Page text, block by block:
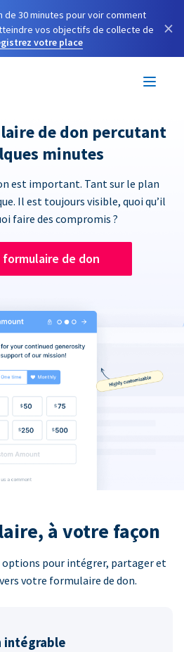
de 30 minutes pour voir comment
vos objectifs de collecte de
votre place
×
de don percutant
minutes
est important. Tant sur le plan
Il est toujours visible, quoi qu’il
faire des compromis ?
formulaire de don
à votre façon
pour intégrer, partager et
votre formulaire de don.
intégrable